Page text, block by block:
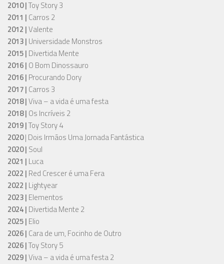
2010 |Toy Story 3
2011 | Carros 2
2012 |Valente
2013 | Universidade Monstros
2015 | Divertida Mente
2016 | O Bom Dinossauro
2016 | Procurando Dory
2017 | Carros 3
2018 |Viva – a vida é uma festa
2018 | Os Incríveis 2
2019 |Toy Story 4
2020| Dois Irmãos Uma Jornada Fantástica
2020 | Soul
2021 | Luca
2022 | Red Crescer é uma Fera
2022 | Lightyear
2023 | Elementos
2024 | Divertida Mente 2
2025 | Elio
2026 | Cara de um, Focinho de Outro
2026 |Toy Story 5
2029 |Viva – a vida é uma festa 2